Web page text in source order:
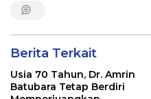
Berita Terkait
Usia 70 Tahun, Dr. Amrin
Batubara Tetap Berdiri